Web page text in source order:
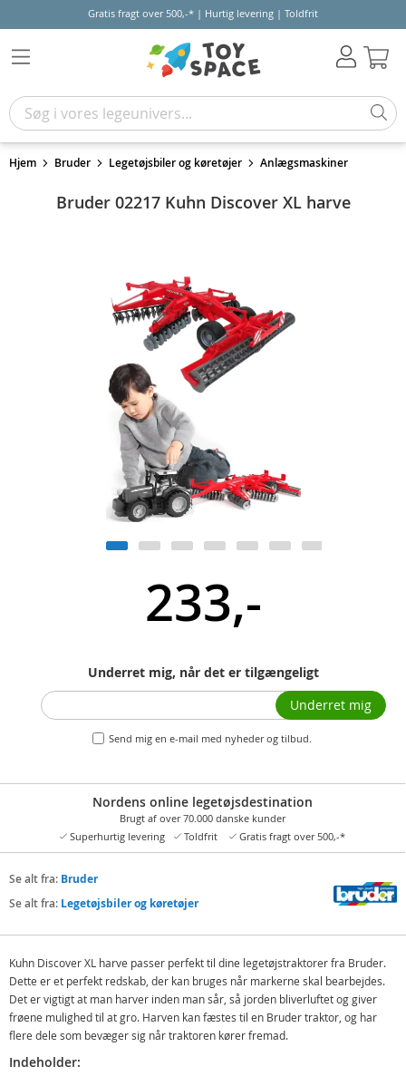
Gratis fragt over 500,-* | Hurtig levering | Toldfrit
Hjem Bruder Legetøjsbiler og køretøjer Anlægsmaskiner
Bruder 02217 Kuhn Discover XL harve
233,-
Underret mig, når det er tilgængeligt
Send mig en e-mail med nyheder og tilbud.
Underret mig
Nordens online legetøjsdestination
Brugt af over 70.000 danske kunder
Superhurtig levering
Toldfrit Gratis fragt over 500,-*
Se alt fra: Bruder
Se alt fra: Legetøjsbiler og køretøjer
Kuhn Discover XL harve passer perfekt til dine legetøjstraktorer fra Bruder.
Dette er et perfekt redskab, der kan bruges når markerne skal bearbejdes.
Det er vigtigt at man harver inden man sår, så jorden bliverluftet og giver
frøene mulighed til at gro. Harven kan fæstes til en Bruder traktor, og har
flere dele som bevæger sig når traktoren kører fremad.
Indeholder: